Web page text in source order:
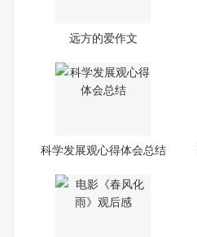
远方的爱作文
科学发展观心得体会总结